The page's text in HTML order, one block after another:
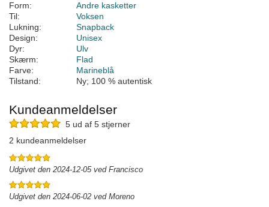
Form:
Andre kasketter
Til:
Voksen
Lukning:
Snapback
Design:
Unisex
Dyr:
Ulv
Skærm:
Flad
Farve:
Marineblå
Tilstand:
Ny; 100 % autentisk
Kundeanmeldelser
5 ud af 5 stjerner
2 kundeanmeldelser
Udgivet den 2024-12-05 ved Francisco
Udgivet den 2024-06-02 ved Moreno